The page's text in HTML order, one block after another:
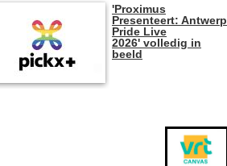
'Proximus
Presenteert: Antwerp
Pride Live
2026' volledig in
beeld